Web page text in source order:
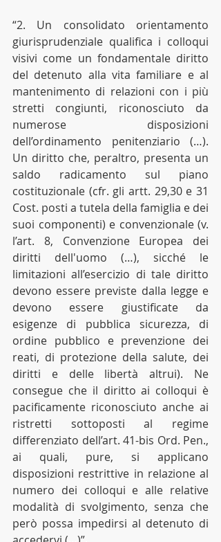
“2. Un consolidato orientamento
giurisprudenziale qualifica i colloqui
visivi come un fondamentale diritto
del detenuto alla vita familiare e al
mantenimento di relazioni con i più
stretti congiunti, riconosciuto da
numerose disposizioni
dell’ordinamento penitenziario (…).
Un diritto che, peraltro, presenta un
saldo radicamento sul piano
costituzionale (cfr. gli artt. 29,30 e 31
Cost. posti a tutela della famiglia e dei
suoi componenti) e convenzionale (v.
l’art. 8, Convenzione Europea dei
diritti dell'uomo (…), sicché le
limitazioni all’esercizio di tale diritto
devono essere previste dalla legge e
devono essere giustificate da
esigenze di pubblica sicurezza, di
ordine pubblico e prevenzione dei
reati, di protezione della salute, dei
diritti e delle libertà altrui). Ne
consegue che il diritto ai colloqui è
pacificamente riconosciuto anche ai
ristretti sottoposti al regime
differenziato dell’art. 41-bis Ord. Pen.,
ai quali, pure, si applicano
disposizioni restrittive in relazione al
numero dei colloqui e alle relative
modalità di svolgimento, senza che
però possa impedirsi al detenuto di